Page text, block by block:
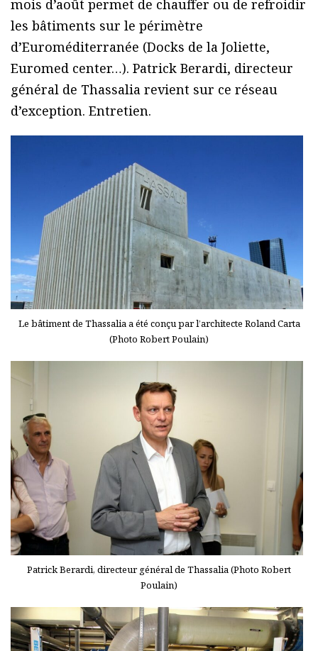
mois d’août permet de chauffer ou de refroidir
les bâtiments sur le périmètre
d’Euroméditerranée (Docks de la Joliette,
Euromed center…). Patrick Berardi, directeur
général de Thassalia revient sur ce réseau
d’exception. Entretien.
Le bâtiment de Thassalia a été conçu par l’architecte Roland Carta
(Photo Robert Poulain)
Patrick Berardi, directeur général de Thassalia (Photo Robert
Poulain)